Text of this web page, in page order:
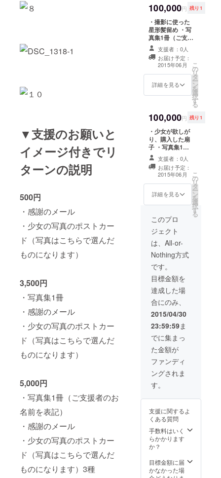
▼支援のお願いと
イメージ付きでリ
ターンの説明
500円
・感謝のメール
・少女の写真のポストカー
ド（写真はこちらで選んだ
ものになります）
3,500円
・写真集1冊
・感謝のメール
・少女の写真のポストカー
ド（写真はこちらで選んだ
ものになります）
5,000円
・写真集1冊（ご支援者のお
名前を表記）
・感謝のメール
・少女の写真のポストカー
ド（写真はこちらで選んだ
ものになります）3種
or 1
カットをA3プリ
ント
（420mm×297
mm）額付き ・
少女によるご支
援者に宛てたお
礼のお手紙（手
家族のためにだ
け作った私家版
オリジナルプリ
ント（全て少女
の直筆サイン
入） 写真集の
中の希望の写
真 10カットを
大キャビネプリ
ント
（178mm×127
or 5
（297mm×210
mm）額付き
or 2
カットをA3プリ
ント
（420mm×297
mm）額付き ・
少女によるご支
礼のお手紙（手
書き） ・少女の
け作った2種類の
私家版写真集を
各1冊ずつ
100,000円 残り1
・撮影に使った
星形髪留め ・写
真集1冊（ご支援
者のお名前を表
記） ・感謝の
メール ・少女の
写真のポスト
カード（写真は
こちらで選んだ
オリジナルプリ
ント（全て少女
の直筆サイン
入） 写真集の
中の希望の写
真 10カットを
大キャビネプリ
ント
（178mm×127
or 5
ント
（297mm×210
mm）額付き
or 2
カットをA3プリ
ント
（420mm×297
mm）額付き ・
少女によるご支
援者に宛てたお
礼のお手紙（手
書き） ・少女の
家族のためにだ
け作った2種類の
私家版写真集を
各1冊ずつ
支援者：0人
お届け予定：
2015年06月
詳細を見る
こ
の
リ
タ
ー
ン
を
選
択
す
る
100,000円 残り1
・少女が欲しが
り、購入した扇
子 ・写真集1冊
（ご支援者のお
名前を表記） ・
感謝のメール ・
少女の写真のポ
ストカード（写
真はこちらで選
女を写した動画
・オリジナルプ
リント（全て少
女の直筆サイン
入） 写真集の
中の希望の写
真 10カットを
大キャビネプリ
ント
（178mm×127
mm）額付き
or 5
ント
（297mm×210
mm）額付き
or 2
カットをA3プリ
ント
（420mm×297
mm）額付き ・
少女によるご支
援者に宛てたお
礼のお手紙（手
書き） ・少女の
家族のためにだ
け作った2種類の
私家版写真集を
支援者：0人
お届け予定：
2015年06月
詳細を見る
こ
の
リ
タ
ー
ン
を
選
択
す
る
このプロ
ジェクト
は、All-or-
Nothing方式
です。
目標金額を
達成した場
合にのみ、
2015/04/30
23:59:59ま
でに集まっ
た金額が
ファンディ
ングされま
す。
支援に関するよ
くある質問
手数料はいく
らかかります
か？
目標金額に届
かなかった場